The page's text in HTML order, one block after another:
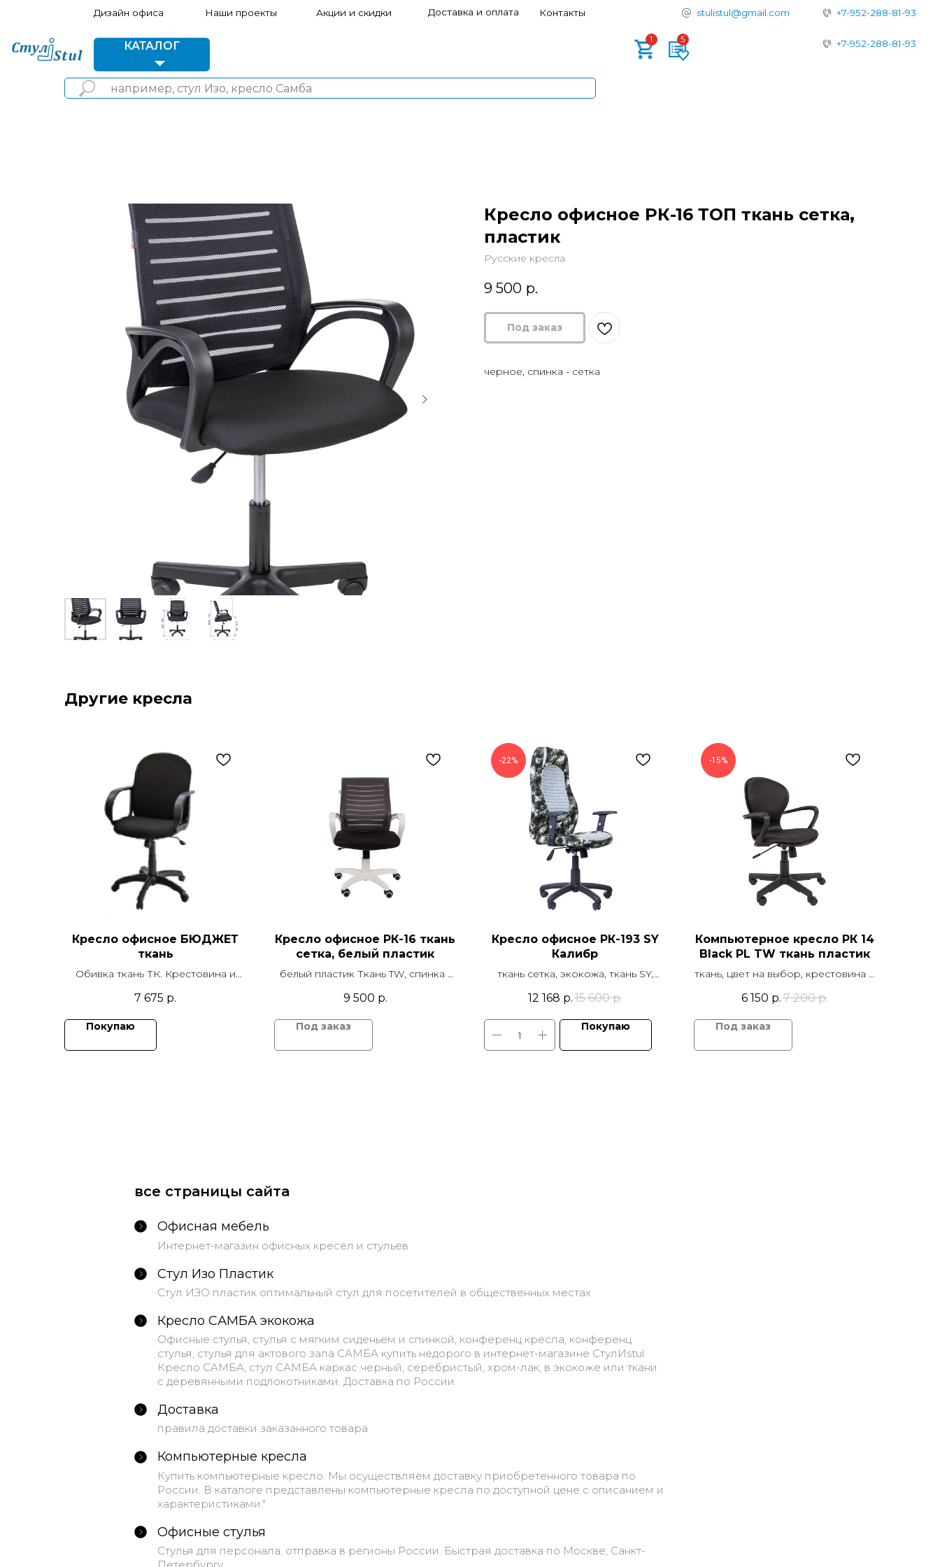
Дизайн офиса Контакты +7-952-288-81-93
stulistul@gmail.com
Доставка и оплата
Наши проекты Акции и скидки
КАТАЛОГ
Кресло офисное РК-16 ТОП ткань сетка,
пластик
Русские кресла
9 500 р.
черное, спинка - сетка
Другие кресла
Кресло офисное БЮДЖЕТ
ткань
Обивка ткань ТК. Крестовина и
качания пиастра
7 675 р.
Покупаю
Кресло офисное РК-16 ткань
сетка, белый пластик
белый пластик Ткань TW, спинка -
9 500 р.
-22%
Кресло офисное РК-193 SY
Калибр
ткань сетка, экокожа, ткань SY,
подлокотники регулируемые,
механизм качания TOP GUN
12 168 р.15 600 р.
Покупаю
-15%
Компьютерное кресло РК 14
Black PL TW ткань пластик
ткань, цвет на выбор, крестовина d
механизм качания TOP GUN
6 150 р. 7 200 р.
все страницы сайта
Офисная мебель
Интернет-магазин офисных кресел и стульев
Стул Изо Пластик
Стул ИЗО пластик оптимальный стул для посетителей в общественных местах
Кресло САМБА экокожа
Офисные стулья, стулья с мягким сиденьем и спинкой, конференц кресла, конференц
стулья, стулья для актового зала САМБА купить недорого в интернет-магазине СтулИstul.
Кресло САМБА, стул САМБА каркас черный, серебристый, хром-лак, в экокоже или ткани
с деревянными подлокотниками. Доставка по России.
Доставка
правила доставки заказанного товара
Компьютерные кресла
Купить компьютерные кресло. Мы осуществляем доставку приобретенного товара по
России. В каталоге представлены компьютерные кресла по доступной цене с описанием и
характеристиками."
Офисные стулья
Стулья для персонала. отправка в регионы России. Быстрая доставка по Москве, Санкт-